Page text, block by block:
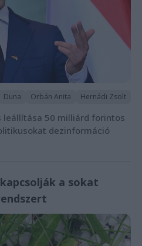
Duna Orbán Anita Hernádi Zsolt
leállítása 50 milliárd forintos
dezinformáció
a sokat